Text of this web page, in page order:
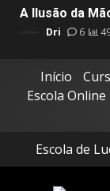
A Ilusão da
Dri 6
Início
Escola Online
Escola de